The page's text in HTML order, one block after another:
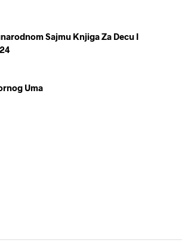
Sajmu Knjiga Za Decu I
Uma